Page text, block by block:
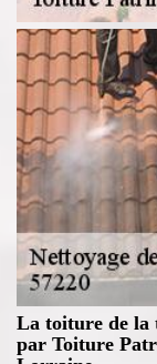
La toiture de la
par Toiture